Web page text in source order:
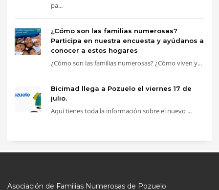
pa...
¿Cómo son las familias numerosas?
Participa en nuestra encuesta y ayúdanos a
conocer a estos hogares
¿Cómo son las familias numerosas? ¿Cómo viven y...
Bicimad llega a Pozuelo el viernes 17 de
julio.
Aquí tienes toda la información sobre el nuevo ...
Asociación de Familias Numerosas de Pozuelo